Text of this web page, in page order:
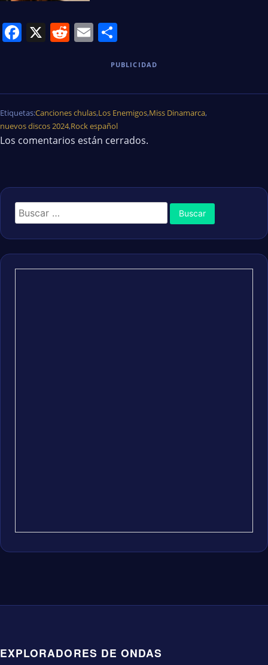
Facebook
X Reddit
Email
PUBLICIDAD
Etiquetas:Canciones chulas,Los Enemigos,Miss Dinamarca,
nuevos discos 2024,Rock español
Los comentarios están cerrados.
Buscar:
EXPLORADORES DE ONDAS